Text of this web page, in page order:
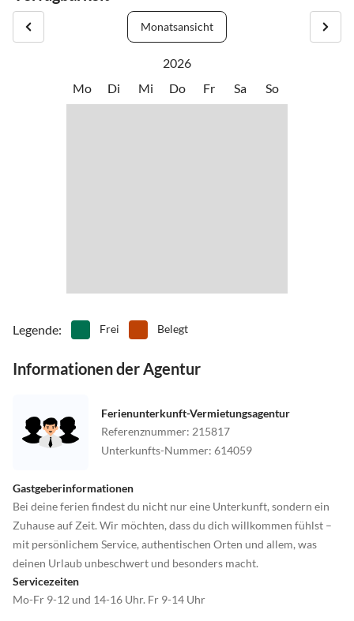
• Nordic Walking • Reiten
• Schwimmen
•
Wellness
Windsurfen
Monatsansicht
2026
Mo
Di Mi Do Fr Sa So
Legende: Frei Belegt
Informationen der Agentur
Ferienunterkunft-Vermietungsagentur
Referenznummer: 215817
Unterkunfts-Nummer: 614059
Gastgeberinformationen
Bei deine ferien findest du nicht nur eine Unterkunft, sondern ein
Zuhause auf Zeit. Wir möchten, dass du dich willkommen fühlst –
mit persönlichem Service, authentischen Orten und allem, was
deinen Urlaub unbeschwert und besonders macht.
Servicezeiten
Mo-Fr 9-12 und 14-16 Uhr. Fr 9-14 Uhr